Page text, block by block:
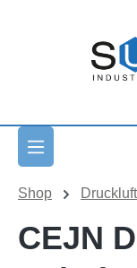
Shop
CEJN